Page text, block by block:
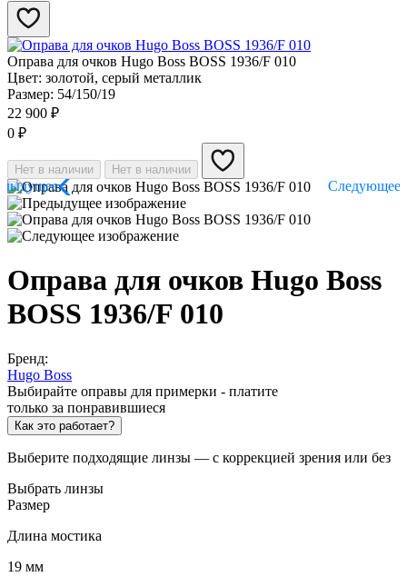
Оправа для очков Hugo Boss BOSS​ 1936/F 010
Цвет: золотой, серый металлик
Размер: 54/150/19
22 900 ₽
0 ₽
Нет в наличии Нет в наличии
Оправа для очков Hugo Boss
BOSS​ 1936/F 010
Бренд:
Hugo Boss
Выбирайте оправы для примерки - платите
только за понравившиеся
Как это работает?
Выберите подходящие линзы — с коррекцией зрения или без
Выбрать линзы
Размер
Длина мостика
19 мм